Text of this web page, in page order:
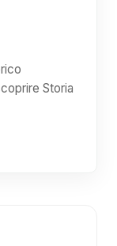
Storia